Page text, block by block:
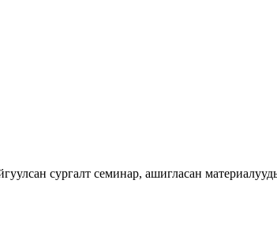
сургалт семинар, ашигласан